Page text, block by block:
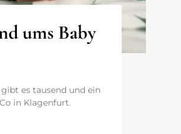
ums Baby
es tausend und ein
in Klagenfurt.